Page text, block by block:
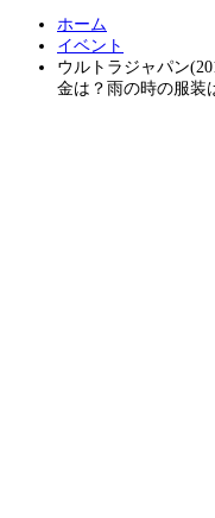
ホーム
イベント
ウルトラジャパン
金は？雨の時の服装